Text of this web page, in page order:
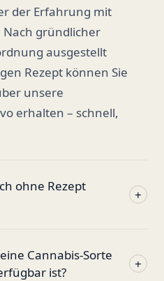
der Erfahrung mit
gründlicher
ausgestellt
Rezept können Sie
unsere
erhalten – schnell,
ohne Rezept
+
Cannabis-Sorte
ist?
+